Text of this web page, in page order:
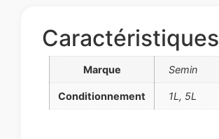
Caractéristiques
Marque Semin
Conditionnement 1L, 5L